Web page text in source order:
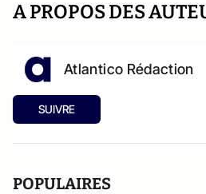
A PROPOS DES
Atlantico Rédaction
SUIVRE
POPULAIRES